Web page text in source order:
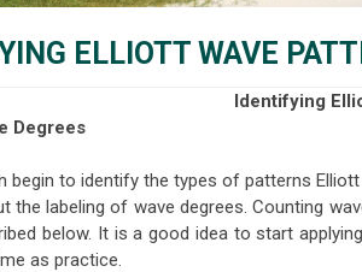
ELLIOTT WAVE
Identifying
Degrees
begin to identify the types of patterns
the labeling of wave degrees. Counting
below. It is a good idea to start
as practice.